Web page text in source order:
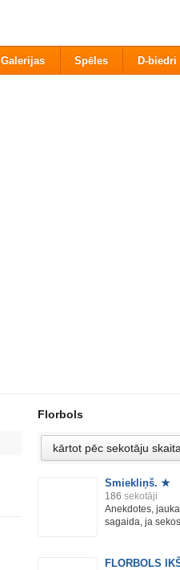
Galerijas Spēles D-biedri
Florbols
Smiekliņš. ★
186 sekotāji
Anekdotes,
sagaida, ja
FLORBOLS